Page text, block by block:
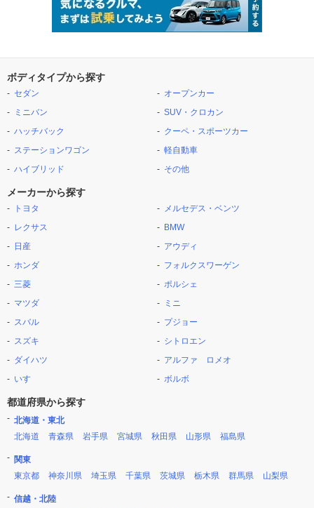
ボディタイプから探す
セダン
ミニバン
ハッチバック
ステーションワゴン
ハイブリッド
オープンカー
SUV・クロカン
クーペ・スポーツカー
軽自動車
その他
メーカーから探す
トヨタ
レクサス
日産
ホンダ
三菱
マツダ
スバル
スズキ
ダイハツ
いすゞ
メルセデス・ベンツ
BMW
アウディ
フォルクスワーゲン
ポルシェ
ミニ
プジョー
シトロエン
アルファ ロメオ
ボルボ
都道府県から探す
北海道・東北
北海道
青森県 岩手県 宮城県 秋田県 山形県 福島県
関東
東京都
神奈川県 埼玉県 千葉県 茨城県 栃木県 群馬県 山梨県
信越・北陸